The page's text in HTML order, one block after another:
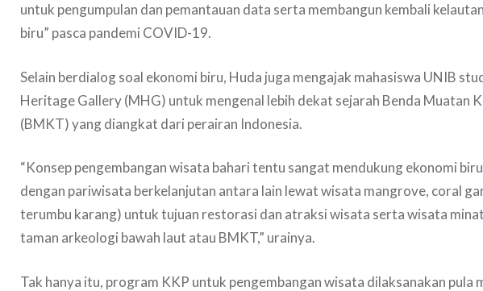
untuk pengumpulan dan pemantauan data serta membangun kembali
biru” pasca pandemi COVID-19.
Selain berdialog soal ekonomi biru, Huda juga mengajak mahasiswa UNIB
Heritage Gallery (MHG) untuk mengenal lebih dekat sejarah Benda Muatan
(BMKT) yang diangkat dari perairan Indonesia.
“Konsep pengembangan wisata bahari tentu sangat mendukung ekonomi
dengan pariwisata berkelanjutan antara lain lewat wisata mangrove, coral
terumbu karang) untuk tujuan restorasi dan atraksi wisata serta wisata
taman arkeologi bawah laut atau BMKT,” urainya.
Tak hanya itu, program KKP untuk pengembangan wisata dilaksanakan pula